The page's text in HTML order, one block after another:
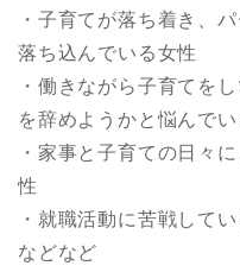
・子育てが落ち着き、
落ち込んでいる女性
・働きながら子育てを
を辞めようかと悩んで
・家事と子育ての日々
性
・就職活動に苦戦して
などなど